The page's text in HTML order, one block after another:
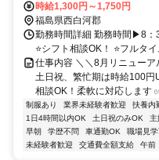
ク通勤OK◎
時給1,300円～1,750円
福島県西白河郡
勤務時間詳細 勤務時間▶8
⭐シフト相談OK！ ⭐フルタ
仕事内容 ＼＼8月リニューア
土日祝、繁忙期は時給100円
相談OK！柔軟に対応します
制服あり 業界未経験者歓迎 扶養内
1日4時間以内OK
土日祝のみOK
早朝
学歴不問 車通勤OK 職場見
未経験者歓迎
交通費全額支給 午前